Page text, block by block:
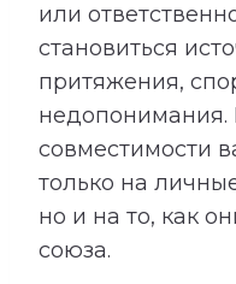
или
становиться
притяжения,
недопонимания.
совместимости
только на
но и на то, как
союза.